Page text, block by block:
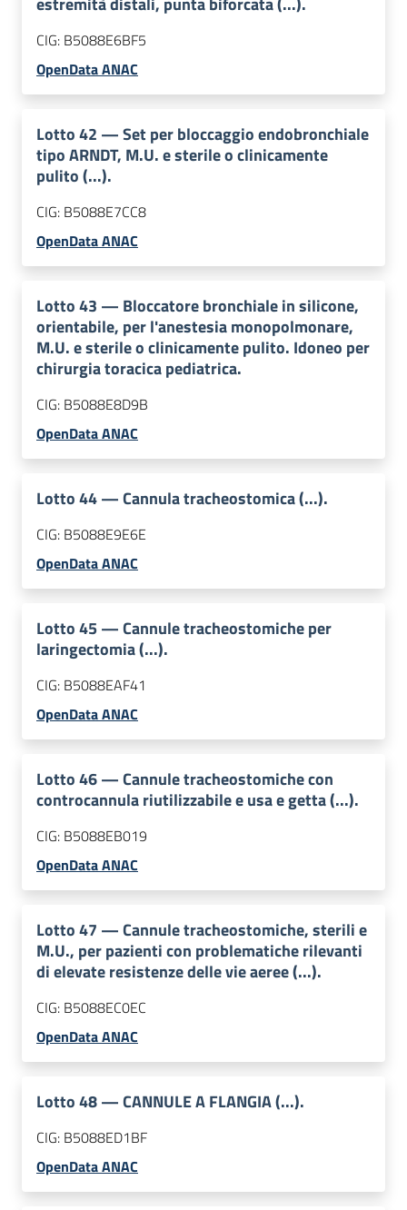
CIG: B5088E6BF5
OpenData ANAC
Lotto42 —Set per bloccaggio endobronchiale
tipo ARNDT, M.U. e sterile o clinicamente
pulito (...).
CIG: B5088E7CC8
OpenData ANAC
Lotto43 — Bloccatore bronchiale in silicone,
orientabile, per l'anestesia monopolmonare,
M.U. e sterile o clinicamente pulito. Idoneo per
chirurgia toracica pediatrica.
CIG: B5088E8D9B
OpenData ANAC
Lotto44—Cannula tracheostomica (...).
CIG: B5088E9E6E
OpenData ANAC
Lotto45—Cannule tracheostomiche per
laringectomia (...).
CIG: B5088EAF41
OpenData ANAC
Lotto46—Cannule tracheostomiche con
controcannula riutilizzabile e usa e getta (...).
CIG: B5088EB019
OpenData ANAC
Lotto47 —Cannule tracheostomiche, sterili e
M.U., per pazienti con problematiche rilevanti
di elevate resistenze delle vie aeree (...).
CIG: B5088EC0EC
OpenData ANAC
Lotto48—CANNULE A FLANGIA (...).
CIG: B5088ED1BF
OpenData ANAC